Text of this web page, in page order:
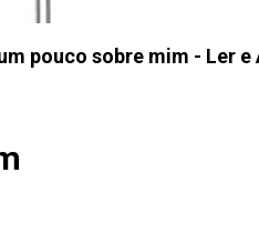
pouco sobre mim - Ler e